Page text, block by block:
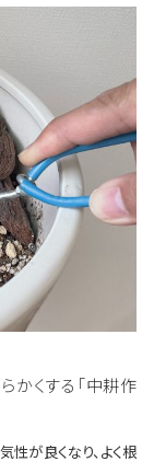
かくする「中耕作
が良くなり、よく根